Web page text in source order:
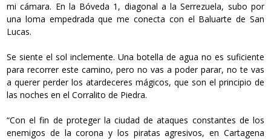
mi cámara. En la Bóveda 1, diagonal a la Serrezuela, subo por
una loma empedrada que me conecta con el Baluarte de San
Lucas.
Se siente el sol inclemente. Una botella de agua no es suficiente
para recorrer este camino, pero no vas a poder parar, no te vas
a querer perder los atardeceres mágicos, que son el principio de
las noches en el Corralito de Piedra.
“Con el fin de proteger la ciudad de ataques constantes de los
enemigos de la corona y los piratas agresivos, en Cartagena